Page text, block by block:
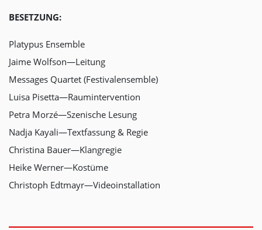
BESETZUNG:
Platypus Ensemble
Jaime Wolfson—Leitung
Messages Quartet (Festivalensemble)
Luisa Pisetta—Raumintervention
Petra Morzé—Szenische Lesung
Nadja Kayali—Textfassung & Regie
Christina Bauer—Klangregie
Heike Werner—Kostüme
Christoph Edtmayr—Videoinstallation